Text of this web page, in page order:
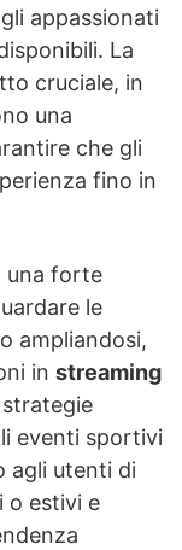
appassionati
La
cruciale, in
una
che gli
fino in
una forte
le
ampliandosi,
in streaming
eventi sportivi
agli utenti di
o estivi e